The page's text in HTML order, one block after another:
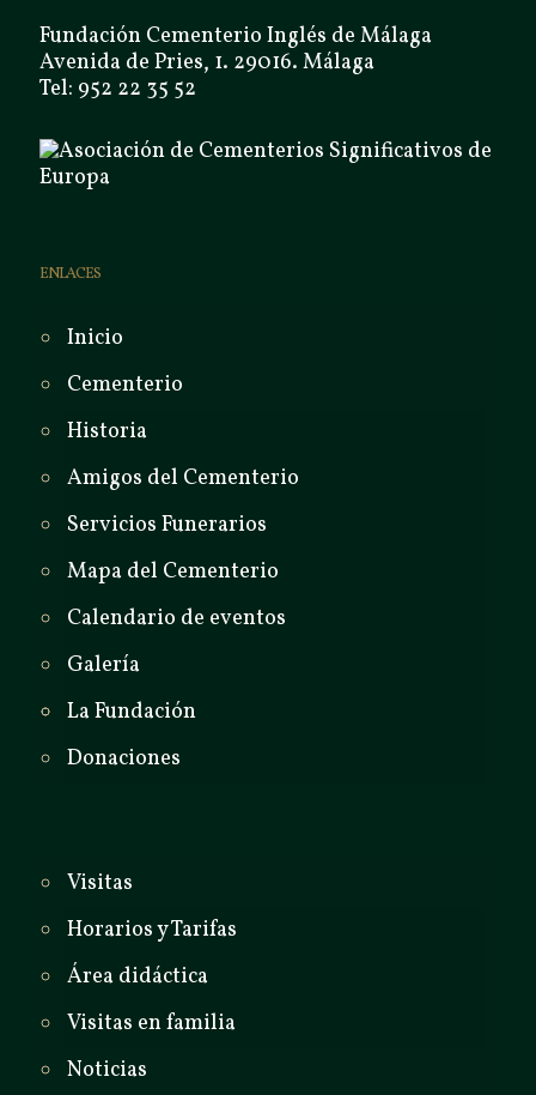
Fundación Cementerio Inglés de Málaga
Avenida de Pries, 1. 29016. Málaga
Tel: 952 22 35 52
ENLACES
Inicio
Cementerio
Historia
Amigos del Cementerio
Servicios Funerarios
Mapa del Cementerio
Calendario de eventos
Galería
La Fundación
Donaciones
Visitas
Horarios y Tarifas
Área didáctica
Visitas en familia
Noticias